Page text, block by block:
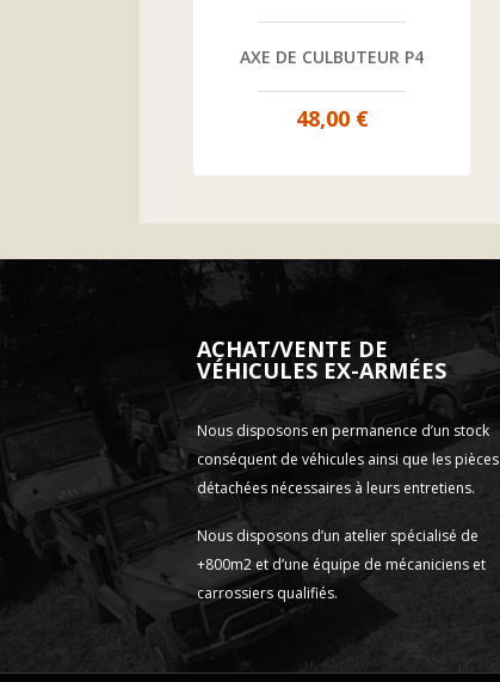
AXE DE CULBUTEUR P4
48,00 €
ACHAT/VENTE DE
VÉHICULES EX-ARMÉES
Nous disposons en permanence d’un stock
conséquent de véhicules ainsi que les pièces
détachées nécessaires à leurs entretiens.
Nous disposons d’un atelier spécialisé de
+800m2 et d’une équipe de mécaniciens et
carrossiers qualifiés.